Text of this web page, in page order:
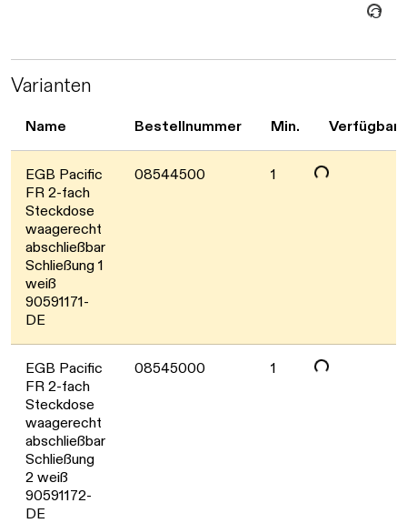
Daten
Varianten
Name Bestellnummer Min.
EGB Pacific
FR 2-fach
Steckdose
waagerecht
abschließbar
Schließung 1
weiß
90591171-
DE
08544500 1
EGB Pacific
FR 2-fach
Steckdose
waagerecht
abschließbar
Schließung
2 weiß
90591172-
DE
08545000 1